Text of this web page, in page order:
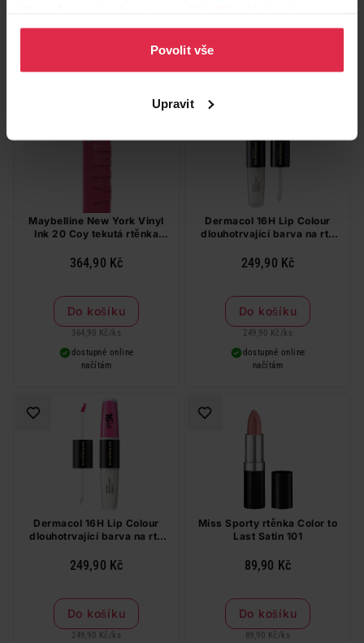
osobních údajů.
Povolit vše
Upravit
244,90 Kč/ks
249,90 Kč/ks
Maybelline New York Vinyl
Ink 20 Coy tekutá rtěnka
364,90 Kč
Do košíku
364,90 Kč / ks
dostupné online
načítám
Dermacol 16H Lip Colour
dlouhotrvající barva na rty
249,90 Kč
Do košíku
249,90 Kč / ks
dostupné online
načítám
Dermacol 16H Lip Colour
dlouhotrvající barva na rty
249,90 Kč
Do košíku
249,90 Kč / ks
Miss Sporty rtěnka Color to
Last Satin 101
89,90 Kč
Do košíku
89,90 Kč / ks